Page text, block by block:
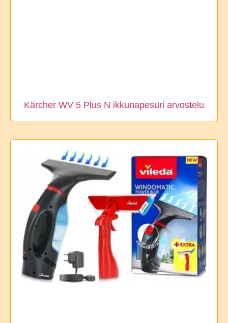
Kärcher WV 5 Plus N ikkunapesuri arvostelu